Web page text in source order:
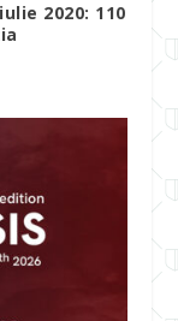
2020: 110